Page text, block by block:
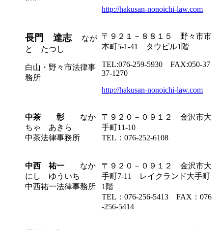
http://hakusan-nonoichi-law.com
長門 達志 なが
と たつし
白山・野々市法律事
務所
〒９２１－８８１５ 野々市市
本町5-1-41 タウビル1階
TEL:076-259-5930 FAX:050-37
37-1270
http://hakusan-nonoichi-law.com
中茶 彰なか
ちゃ あきら
中茶法律事務所
〒９２０－０９１２ 金沢市大
手町11-10
TEL：076-252-6108
中西 祐一 なか
にし ゆういち
中西祐一法律事務所
〒９２０－０９１２ 金沢市大
手町7-11 レイクランド大手町
1階
TEL：076-256-5413 FAX：076
-256-5414